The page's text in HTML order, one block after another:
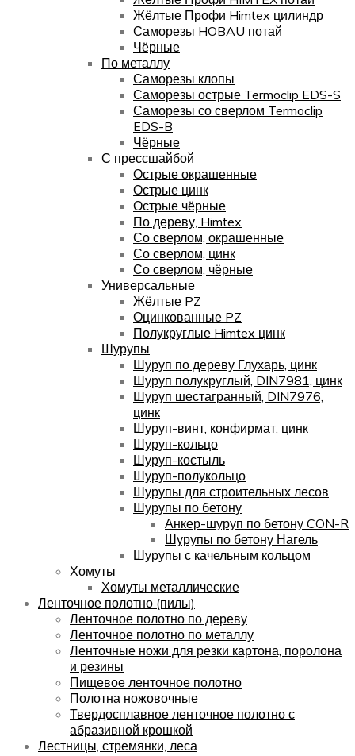
Жёлтые Профи Himtex цилиндр
Саморезы HOBAU потай
Чёрные
По металлу
Саморезы клопы
Саморезы острые Termoclip EDS-S
Саморезы со сверлом Termoclip
EDS-B
Чёрные
С прессшайбой
Острые окрашенные
Острые цинк
Острые чёрные
По дереву, Himtex
Со сверлом, окрашенные
Со сверлом, цинк
Со сверлом, чёрные
Универсальные
Жёлтые PZ
Оцинкованные PZ
Полукруглые Himtex цинк
Шурупы
Шуруп по дереву Глухарь, цинк
Шуруп полукруглый, DIN7981, цинк
Шуруп шестагранный, DIN7976,
цинк
Шуруп-винт, конфирмат, цинк
Шуруп-кольцо
Шуруп-костыль
Шуруп-полукольцо
Шурупы для строительных лесов
Шурупы по бетону
Анкер-шуруп по бетону CON-R
Шурупы по бетону Нагель
Шурупы с качельным кольцом
Хомуты
Хомуты металлические
Ленточное полотно (пилы)
Ленточное полотно по дереву
Ленточное полотно по металлу
Ленточные ножи для резки картона, поролона
и резины
Пищевое ленточное полотно
Полотна ножовочные
Твердосплавное ленточное полотно с
абразивной крошкой
Лестницы, стремянки, леса